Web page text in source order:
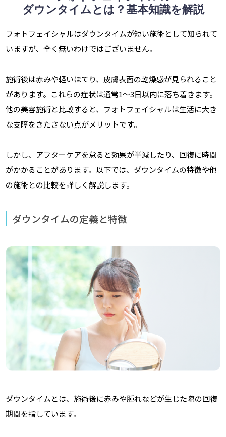
ダウンタイムとは？基本知識を解説
フォトフェイシャルはダウンタイムが短い施術として知られて
いますが、全く無いわけではございません。
施術後は赤みや軽いほてり、皮膚表面の乾燥感が見られること
があります。これらの症状は通常1〜3日以内に落ち着きます。
他の美容施術と比較すると、フォトフェイシャルは生活に大き
な支障をきたさない点がメリットです。
しかし、アフターケアを怠ると効果が半減したり、回復に時間
がかかることがあります。以下では、ダウンタイムの特徴や他
の施術との比較を詳しく解説します。
ダウンタイムの定義と特徴
ダウンタイムとは、施術後に赤みや腫れなどが生じた際の回復
期間を指しています。